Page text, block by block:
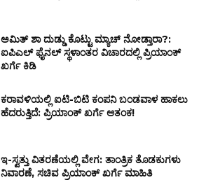
ಅಮಿತ್ ಶಾ ದುಡ್ಡು ಕೊಟ್ಟು ಮ್ಯಾಚ್ ನೋಡ್ತಾರಾ?:
ಐಪಿಎಲ್ ಫೈನಲ್ ಸ್ಥಳಾಂತರ ವಿಚಾರದಲ್ಲಿ ಪ್ರಿಯಾಂಕ್
ಖರ್ಗೆ ಕಿಡಿ
ಕರಾವಳಿಯಲ್ಲಿ ಐಟಿ-ಬಿಟಿ ಕಂಪನಿ ಬಂಡವಾಳ ಹಾಕಲು
ಹೆದರುತ್ತಿದೆ: ಪ್ರಿಯಾಂಕ್ ಖರ್ಗೆ ಆತಂಕ!
ಇ-ಸ್ವತ್ತು ವಿತರಣೆಯಲ್ಲಿ ವೇಗ: ತಾಂತ್ರಿಕ ತೊಡಕುಗಳು
ನಿವಾರಣೆ, ಸಚಿವ ಪ್ರಿಯಾಂಕ್ ಖರ್ಗೆ ಮಾಹಿತಿ